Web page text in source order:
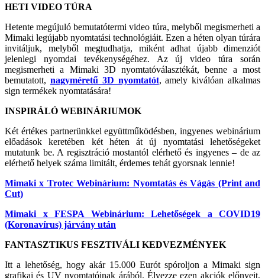
HETI VIDEO TÚRA
Hetente megújuló bemutatótermi video túra, melyből megismerheti a
Mimaki legújabb nyomtatási technológiáit. Ezen a héten olyan túrára
invitáljuk, melyből megtudhatja, miként adhat újabb dimenziót
jelenlegi nyomdai tevékenységéhez. Az új video túra során
megismerheti a Mimaki 3D nyomtatóválasztékát, benne a most
bemutatott, nagyméretű 3D nyomtatót, amely kiválóan alkalmas
sign termékek nyomtatására!
INSPIRÁLÓ WEBINÁRIUMOK
Két értékes partnerünkkel együttműködésben, ingyenes webinárium
előadások keretében két héten át új nyomtatási lehetőségeket
mutatunk be. A regisztráció mostantól elérhető és ingyenes – de az
elérhető helyek száma limitált, érdemes tehát gyorsnak lennie!
Mimaki x Trotec Webinárium: Nyomtatás és Vágás (Print and
Cut)
Mimaki x FESPA Webinárium: Lehetőségek a COVID19
(Koronavírus) járvány után
FANTASZTIKUS FESZTIVÁLI KEDVEZMÉNYEK
Itt a lehetőség, hogy akár 15.000 Eurót spóroljon a Mimaki sign
grafikai és UV nyomtatóinak árából. Élvezze ezen akciók előnyeit,